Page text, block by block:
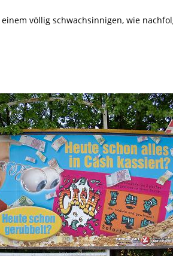
völlig schwachsinnigen, wie